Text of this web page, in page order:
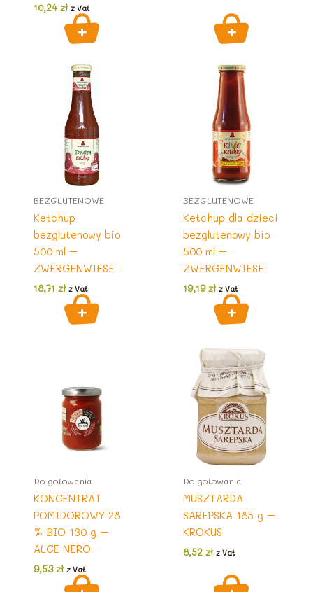
10,24 zł z Vat
BEZGLUTENOWE
Ketchup
bezglutenowy bio
500 ml –
ZWERGENWIESE
18,71 zł z Vat
BEZGLUTENOWE
Ketchup dla dzieci
bezglutenowy bio
500 ml –
ZWERGENWIESE
19,19zł z Vat
Do gotowania
KONCENTRAT
POMIDOROWY 28
% BIO 130 g –
ALCE NERO
9,53zł z Vat
Do gotowania
MUSZTARDA
SAREPSKA 185 g –
KROKUS
8,52 zł z Vat